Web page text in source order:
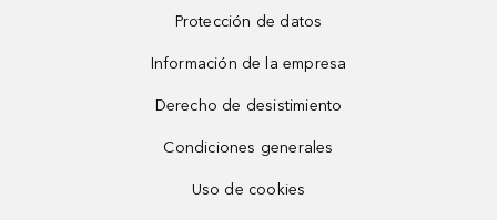
Protección de datos
Información de la empresa
Derecho de desistimiento
Condiciones generales
Uso de cookies